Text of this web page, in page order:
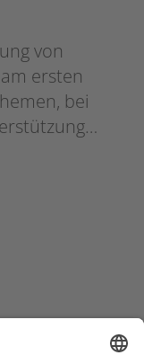
von
ersten
bei